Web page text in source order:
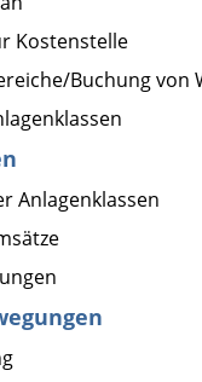
Kostenstelle
Buchung von
Anlagenklassen